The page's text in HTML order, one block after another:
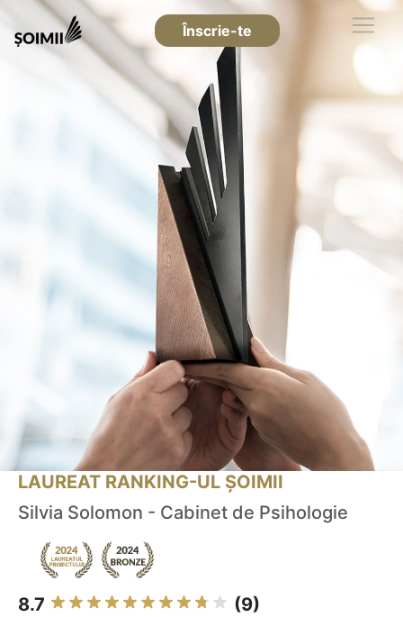
Înscrie-te
LAUREAT RANKING-UL ȘOIMII
Silvia Solomon - Cabinet de Psihologie
8.7 (9)